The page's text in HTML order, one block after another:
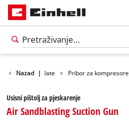
Nazad |
Pribor za alate Pribor za kompresore
Usisni pištolj za pjeskarenje
Air Sandblasting Suction Gun